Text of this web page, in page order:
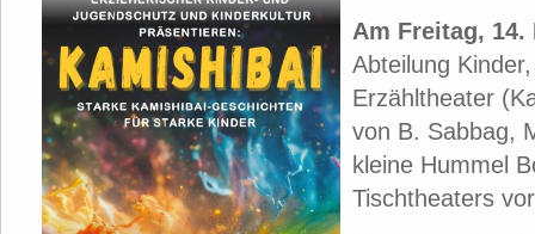
Am Freitag, 14.
Abteilung
Erzähltheater
von B. Sabbag,
kleine Hummel
Tischtheaters